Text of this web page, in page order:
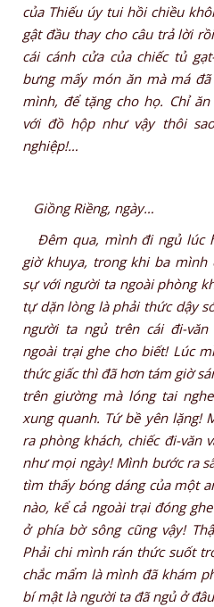
của Thiếu úy tui hồi chiều
gật đầu thay cho câu trả lời
cái cánh cửa của chiếc tủ
bưng mấy món ăn mà má
mình, để tặng cho họ. Chỉ ăn
với đồ hộp như vậy thôi
nghiệp!…
Giồng Riềng, ngày…
Ðêm qua, mình đi ngủ lúc
giờ khuya, trong khi ba mình
sự với người ta ngoài phòng
tự dặn lòng là phải thức dậy
người ta ngủ trên cái đi-
ngoài trại ghe cho biết! Lúc
thức giấc thì đã hơn tám giờ
trên giường mà lóng tai
xung quanh. Tứ bề yên lặng!
ra phòng khách, chiếc đi-văn
như mọi ngày! Mình bước ra
tìm thấy bóng dáng của một
nào, kể cả ngoài trại đóng
ở phía bờ sông cũng vậy!
Phải chi mình rán thức suốt
chắc mẩm là mình đã khám
bí mật là người ta đã ngủ ở